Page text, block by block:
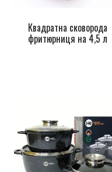
Квадратна сковорода
фритюрниця на 4,5 л